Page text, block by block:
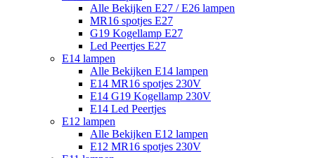
Alle Bekijken E27 / E26 lampen
MR16 spotjes E27
G19 Kogellamp E27
Led Peertjes E27
E14 lampen
Alle Bekijken E14 lampen
E14 MR16 spotjes 230V
E14 G19 Kogellamp 230V
E14 Led Peertjes
E12 lampen
Alle Bekijken E12 lampen
E12 MR16 spotjes 230V